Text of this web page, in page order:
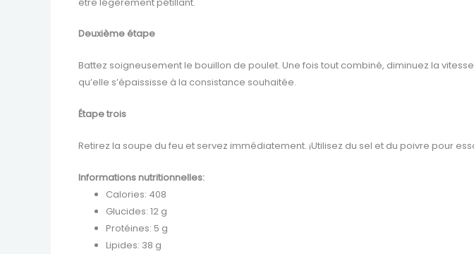
Deuxième étape
Battez soigneusement le bouillon de poulet. Une fois tout combiné, diminuez la
qu’elle s’épaississe à la consistance souhaitée.
Étape trois
Retirez la soupe du feu et servez immédiatement. ¡Utilisez du sel et du poivre pour
Informations nutritionnelles:
Calories: 408
Glucides: 12 g
Protéines: 5 g
Lipides: 38 g